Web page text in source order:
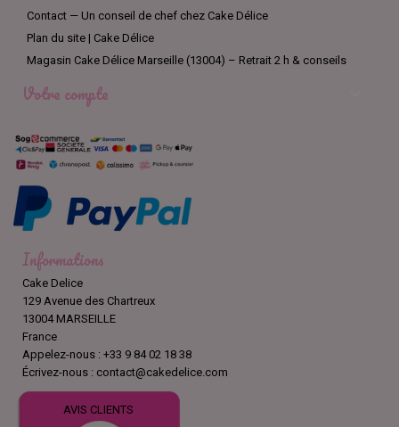
Contact — Un conseil de chef chez Cake Délice
Plan du site | Cake Délice
Magasin Cake Délice Marseille (13004) – Retrait 2 h & conseils
Votre compte
Informations
Cake Delice
129 Avenue des Chartreux
13004 MARSEILLE
France
Appelez-nous : +33 9 84 02 18 38
Écrivez-nous : contact@cakedelice.com
AVIS CLIENTS